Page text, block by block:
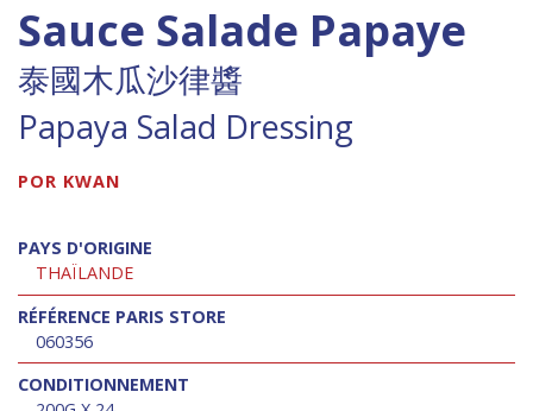
Sauce Salade Papaye
泰國木瓜沙律醬
Papaya Salad Dressing
POR KWAN
PAYS D'ORIGINE
THAÏLANDE
RÉFÉRENCE PARIS STORE
060356
CONDITIONNEMENT